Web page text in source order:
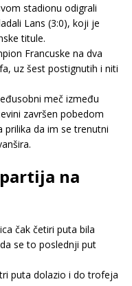
stadionu odigrali
Lans (3:0), koji je
titule.
Francuske na dva
uz šest postignutih i niti
meč između
završen pobedom
prilika da im se trenutni
na
čak četiri puta bila
se to poslednji put
puta dolazio i do trofeja